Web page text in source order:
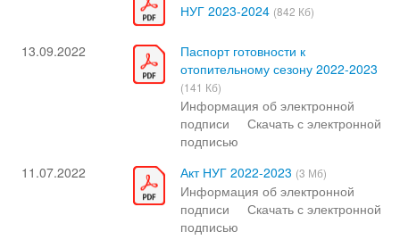
НУГ 2023-2024 (842 Кб)
13.09.2022
Паспорт готовности к
отопительному сезону 2022-2023
(141 Кб)
Информация об электронной
подписи
Скачать с электронной
подписью
11.07.2022
Акт НУГ 2022-2023 (3 Мб)
Информация об электронной
подписи
Скачать с электронной
подписью